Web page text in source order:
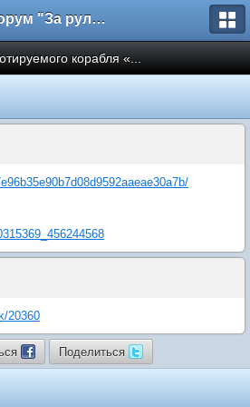
Форум "За рулем"
корабля «...
20360
Поделиться